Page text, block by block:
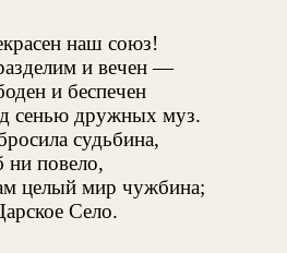
наш союз!
и вечен —
и беспечен
сенью дружных муз.
судьбина,
ни повело,
целый мир чужбина;
Село.